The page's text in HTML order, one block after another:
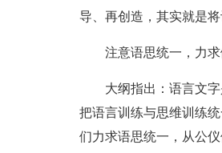
导、再创造，其实就是
注意语思统一，力
大纲指出：语言文
把语言训练与思维训练
们力求语思统一，从公